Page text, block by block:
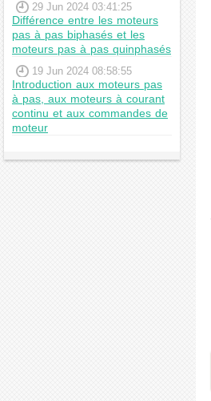
29 Jun 2024 03:41:25
Différence entre les moteurs
pas à pas biphasés et les
moteurs pas à pas quinphasés
19 Jun 2024 08:58:55
Introduction aux moteurs pas
à pas, aux moteurs à courant
continu et aux commandes de
moteur